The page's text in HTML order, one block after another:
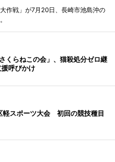
作戦」が7月20日、長崎市池島沖の
くらねこの会」、猫殺処分ゼロ継
呼びかけ
軽スポーツ大会 初回の競技種目